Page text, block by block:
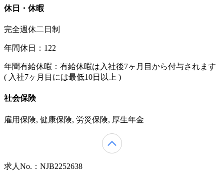
休日・休暇
完全週休二日制
年間休日：122
年間有給休暇：有給休暇は入社後7ヶ月目から付与されます
( 入社7ヶ月目には最低10日以上 )
社会保険
雇用保険, 健康保険, 労災保険, 厚生年金
求人No.：NJB2252638